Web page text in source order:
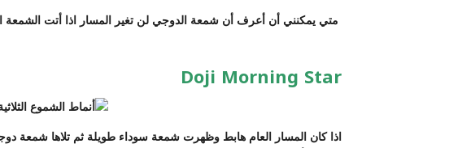
متي يمكنني أن أعرف أن شمعة الدوجي لن تغير المسار اذا أتت الشمعة
Doji Morning Star
اذا كان المسار العام هابط وظهرت شمعة سوداء طويلة ثم تلاها شمعة